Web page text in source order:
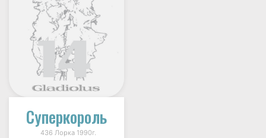
Суперкороль
436 Лорка 1990г.